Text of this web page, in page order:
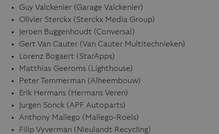
Guy Valckenier (Garage Valckenier)
Olivier Sterckx (Sterckx Media Group)
Jeroen Buggenhoudt (Conversal)
Gert Van Cauter (Van Cauter Multitechnieken)
Lorenz Bogaert (StarApps)
Matthias Geeroms (Lighthouse)
Peter Temmerman (Alheembouw)
Erik Hermans (Hermans Veren)
Jurgen Sonck (APF Autoparts)
Anthony Mallego (Mallego-Roels)
Filip Vyverman (Nieulandt Recycling)